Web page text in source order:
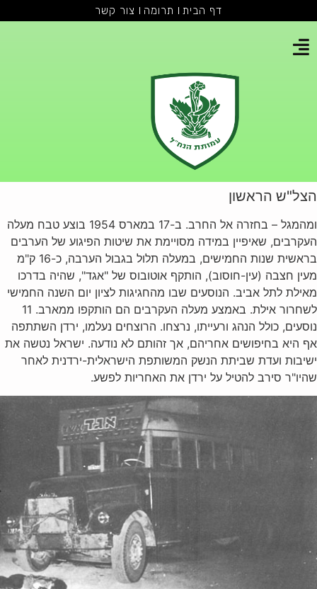
דף הבית תרומה צור קשר
הצל"ש הראשון
ומהמגל – בחזרה אל החרב. ב-17 במארס 1954 בוצע טבח מעלה
העקרבים, שאיפיין במידה מסויימת את שיטות הפיגוע של הערבים
בראשית שנות החמישים, במעלה תלול בגבול הערבה, כ-16 ק"מ
מעין חצבה (עין-חוסוב), הותקף אוטובוס של "אגד", שהיה בדרכו
מאילת לתל אביב. הנוסעים שבו מהחגיגות לציון יום השנה החמישי
לשחרור אילת. באמצע מעלה העקרבים הם הותקפו ממארב. 11
נוסעים, כולל הנהג ורעייתו, נרצחו. הרוצחים נעלמו, ירדן השתתפה
אף היא בחיפושים אחריהם, אך זהותם לא נודעה. ישראל נטשה את
ישיבות ועדת שביתת הנשק המשותפת הישראלית-ירדנית לאחר
שהיו"ר סירב להטיל על ירדן את האחריות לפשע.